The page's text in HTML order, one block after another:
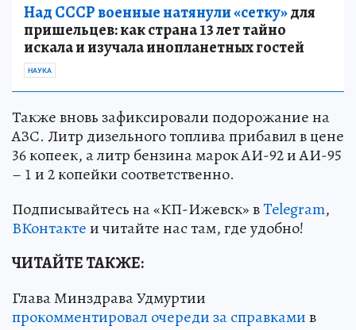
Над СССР военные натянули «сетку»для
пришельцев: как страна 13 лет тайно
искала и изучала инопланетных гостей
НАУКА
Также вновь зафиксировали подорожание на
АЗС. Литр дизельного топлива прибавил в цене
36 копеек, а литр бензина марок АИ-92 и АИ-95
– 1 и 2 копейки соответственно.
Подписывайтесь на «КП-Ижевск» вTelegram,
ВКонтактеи читайте нас там, где удобно!
ЧИТАЙТЕ ТАКЖЕ:
Глава Минздрава Удмуртии
прокомментировал очереди за справкамив